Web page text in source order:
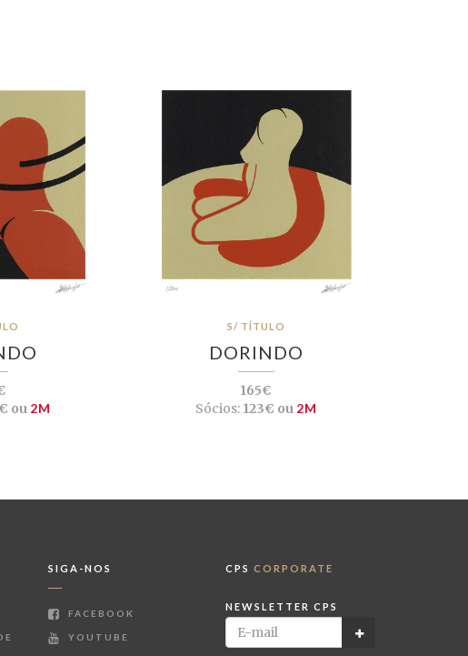
ou 2M
S/ TÍTULO
DORINDO
165€
Sócios:123€ ou 2M
SIGA-NOS
FACEBOOK
YOUTUBE
CPS CORPORATE
NEWSLETTER CPS